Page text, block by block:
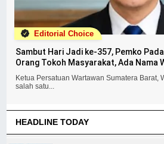
Editorial Choice
Sambut Hari Jadi ke-357, Pemko
Orang Tokoh Masyarakat, Ada Nama
Ketua Persatuan Wartawan Sumatera Barat,
salah satu...
HEADLINE TODAY